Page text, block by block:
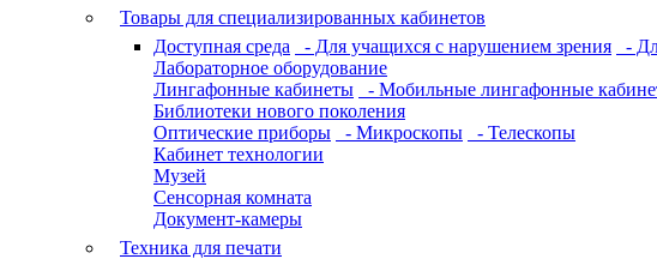
Товары для специализированных кабинетов
Доступная среда
- Для учащихся с нарушением зрения -
Лабораторное оборудование
Лингафонные кабинеты
- Мобильные лингафонные
Библиотеки нового поколения
Оптические приборы
- Микроскопы
- Телескопы
Кабинет технологии
Музей
Сенсорная комната
Документ-камеры
Техника для печати